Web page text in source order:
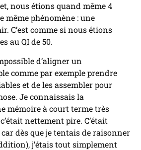
nous étions quand même 4
même phénomène : une
C’est comme si nous étions
au QI de 50.
d’aligner un
comme par exemple prendre
et de les assembler pour
Je connaissais la
mémoire à court terme très
nettement pire. C’était
dès que je tentais de raisonner
j’étais tout simplement